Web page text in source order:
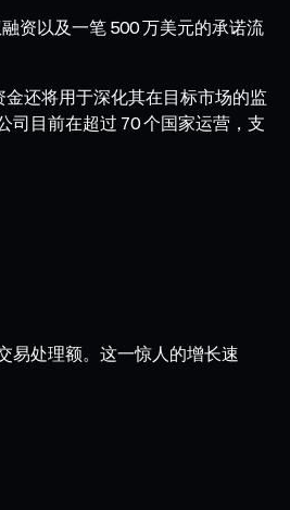
资以及一笔 500 万美元的承诺流
还将用于深化其在目标市场的监
司目前在超过 70 个国家运营，支
易处理额。这一惊人的增长速